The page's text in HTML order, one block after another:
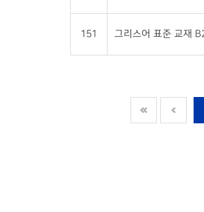
151 그리스어 표준 교재